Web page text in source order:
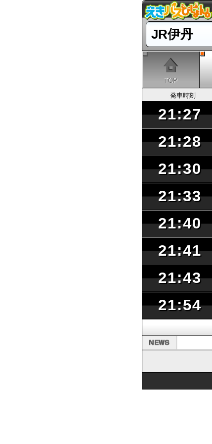
JR伊丹
TOP
発車時刻
21:27
21:28
21:30
21:33
21:40
21:41
21:43
21:54